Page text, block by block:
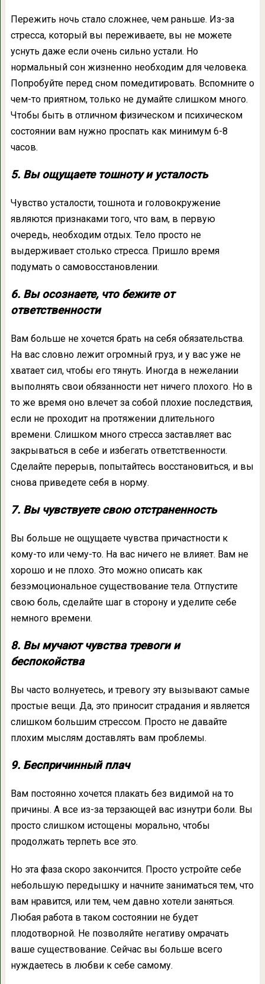
Пережить ночь стало сложнее, чем раньше. Из-за
стресса, который вы переживаете, вы не можете
уснуть даже если очень сильно устали. Но
нормальный сон жизненно необходим для человека.
Попробуйте перед сном помедитировать. Вспомните о
чем-то приятном, только не думайте слишком много.
Чтобы быть в отличном физическом и психическом
состоянии вам нужно проспать как минимум 6-8
часов.
5. Вы ощущаете тошноту и усталость
Чувство усталости, тошнота и головокружение
являются признаками того, что вам, в первую
очередь, необходим отдых. Тело просто не
выдерживает столько стресса. Пришло время
подумать о самовосстановлении.
6. Вы осознаете, что бежите от
ответственности
Вам больше не хочется брать на себя обязательства.
На вас словно лежит огромный груз, и у вас уже не
хватает сил, чтобы его тянуть. Иногда в нежелании
выполнять свои обязанности нет ничего плохого. Но в
то же время оно влечет за собой плохие последствия,
если не проходит на протяжении длительного
времени. Слишком много стресса заставляет вас
закрываться в себе и избегать ответственности.
Сделайте перерыв, попытайтесь восстановиться, и вы
снова приведете себя в норму.
7. Вы чувствуете свою отстраненность
Вы больше не ощущаете чувства причастности к
кому-то или чему-то. На вас ничего не влияет. Вам не
хорошо и не плохо. Это можно описать как
безэмоциональное существование тела. Отпустите
свою боль, сделайте шаг в сторону и уделите себе
немного времени.
8. Вы мучают чувства тревоги и
беспокойства
Вы часто волнуетесь, и тревогу эту вызывают самые
простые вещи. Да, это приносит страдания и является
слишком большим стрессом. Просто не давайте
плохим мыслям доставлять вам проблемы.
9. Беспричинный плач
Вам постоянно хочется плакать без видимой на то
причины. А все из-за терзающей вас изнутри боли. Вы
просто слишком истощены морально, чтобы
продолжать терпеть все это.
Но эта фаза скоро закончится. Просто устройте себе
небольшую передышку и начните заниматься тем, что
вам нравится, или тем, чем давно хотели заняться.
Любая работа в таком состоянии не будет
плодотворной. Не позволяйте негативу омрачать
ваше существование. Сейчас вы больше всего
нуждаетесь в любви к себе самому.